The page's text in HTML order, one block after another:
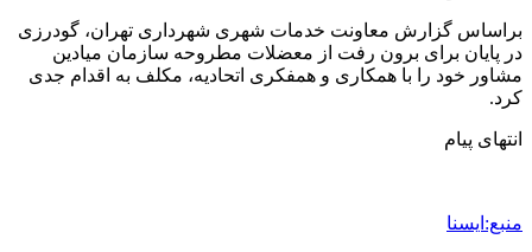
براساس گزارش معاونت خدمات شهری شهرداری تهران، گودرزی
در پایان برای برون رفت از معضلات مطروحه سازمان میادین
مشاور خود را با همکاری و همفکری اتحادیه، مکلف به اقدام جدی
کرد.
انتهای پیام
منبع:ایسنا